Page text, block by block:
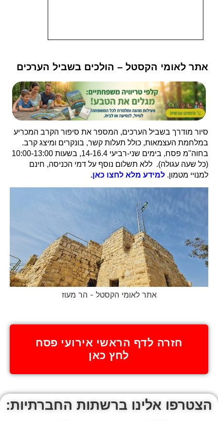
אתר לאומי הקסטל – הולכים בשביל הערכים
סיור מודרך בשביל הערכים, המספר את סיפור הקרב המכריע
במלחמת העצמאות, כולל תעלות קשר, בונקרים ומיצג קרב.
בחוה"מ פסח, בימים שני-רביעי 14-16.4, בשעות 10:00-13:00
(כל שעה עגולה). ללא תשלום נוסף על דמי הכניסה, חינם
למנויי מטמון. למידע מלא לחצו כאן.
אתר לאומי הקסטל - הר מעוז
חזרה לדף הראשי אירועי פסח
לחץ כאן
הצטרפו אלינו ברשתות החברתיות: